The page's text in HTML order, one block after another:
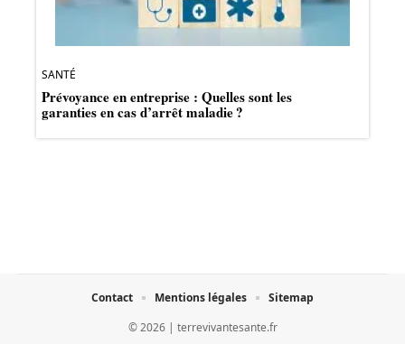
SANTÉ
Prévoyance en entreprise : Quelles sont les
garanties en cas d’arrêt maladie ?
© 2026 | terrevivantesante.fr
Contact Mentions légales Sitemap